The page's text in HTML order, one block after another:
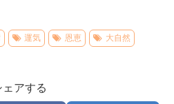
運気 恩恵
大自然
ェアする